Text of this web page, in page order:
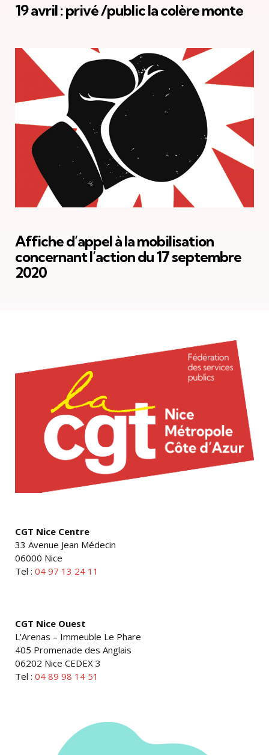
19 avril : privé /public la colère monte
Affiche d’appel à la mobilisation
concernant l’action du 17 septembre
2020
CGT Nice Centre
33 Avenue Jean Médecin
06000 Nice
Tel : 04 97 13 24 11
CGT Nice Ouest
L’Arenas – Immeuble Le Phare
405 Promenade des Anglais
06202 Nice CEDEX 3
Tel : 04 89 98 14 51